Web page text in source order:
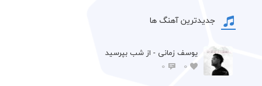
جدیدترین آهنگ ها
یوسف زمانی - از شب بپرسید
0
0